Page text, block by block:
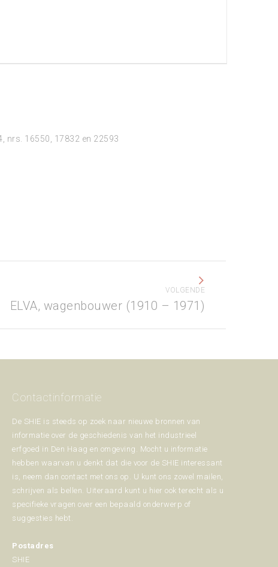
nrs. 16550, 17832 en 22593
VOLGENDE
ELVA, wagenbouwer (1910 – 1971)
Contactinformatie
De SHIE is steeds op zoek naar nieuwe bronnen van
informatie over de geschiedenis van het industrieel
erfgoed in Den Haag en omgeving. Mocht u informatie
hebben waarvan u denkt dat die voor de SHIE interessant
is, neem dan contact met ons op. U kunt ons zowel mailen,
schrijven als bellen. Uiteraard kunt u hier ook terecht als u
specifieke vragen over een bepaald onderwerp of
suggesties hebt.
Postadres
SHIE